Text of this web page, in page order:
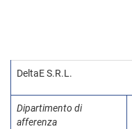
DeltaE S.R.L.
Dipartimento di
afferenza